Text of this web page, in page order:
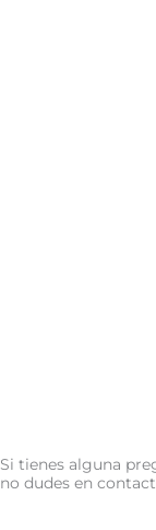
Si tienes alguna
no dudes en